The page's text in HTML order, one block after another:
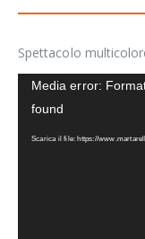
Spettacolo
Video
Media error:
found
Scarica il file: https://